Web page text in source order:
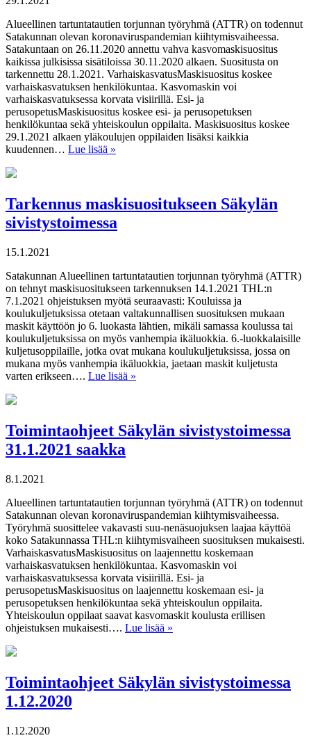
Alueellinen tartuntatautien torjunnan työryhmä (ATTR) on todennut
Satakunnan olevan koronaviruspandemian kiihtymisvaiheessa.
Satakuntaan on 26.11.2020 annettu vahva kasvomaskisuositus
kaikissa julkisissa sisätiloissa 30.11.2020 alkaen. Suositusta on
tarkennettu 28.1.2021. VarhaiskasvatusMaskisuositus koskee
varhaiskasvatuksen henkilökuntaa. Kasvomaskin voi
varhaiskasvatuksessa korvata visiirillä. Esi- ja
perusopetusMaskisuositus koskee esi- ja perusopetuksen
henkilökuntaa sekä yhteiskoulun oppilaita. Maskisuositus koskee
29.1.2021 alkaen yläkoulujen oppilaiden lisäksi kaikkia
kuudennen… Lue lisää »
Tarkennus maskisuositukseen Säkylän
sivistystoimessa
15.1.2021
Satakunnan Alueellinen tartuntatautien torjunnan työryhmä (ATTR)
on tehnyt maskisuositukseen tarkennuksen 14.1.2021 THL:n
7.1.2021 ohjeistuksen myötä seuraavasti: Kouluissa ja
koulukuljetuksissa otetaan valtakunnallisen suosituksen mukaan
maskit käyttöön jo 6. luokasta lähtien, mikäli samassa koulussa tai
koulukuljetuksissa on myös vanhempia ikäluokkia. 6.-luokkalaisille
kuljetusoppilaille, jotka ovat mukana koulukuljetuksissa, jossa on
mukana myös vanhempia ikäluokkia, jaetaan maskit kuljetusta
varten erikseen…. Lue lisää »
Toimintaohjeet Säkylän sivistystoimessa
31.1.2021 saakka
8.1.2021
Alueellinen tartuntatautien torjunnan työryhmä (ATTR) on todennut
Satakunnan olevan koronaviruspandemian kiihtymisvaiheessa.
Työryhmä suosittelee vakavasti suu-nenäsuojuksen laajaa käyttöä
koko Satakunnassa THL:n kiihtymisvaiheen suosituksen mukaisesti.
VarhaiskasvatusMaskisuositus on laajennettu koskemaan
varhaiskasvatuksen henkilökuntaa. Kasvomaskin voi
varhaiskasvatuksessa korvata visiirillä. Esi- ja
perusopetusMaskisuositus on laajennettu koskemaan esi- ja
perusopetuksen henkilökuntaa sekä yhteiskoulun oppilaita.
Yhteiskoulun oppilaat saavat kasvomaskit koulusta erillisen
ohjeistuksen mukaisesti…. Lue lisää »
Toimintaohjeet Säkylän sivistystoimessa
1.12.2020
1.12.2020